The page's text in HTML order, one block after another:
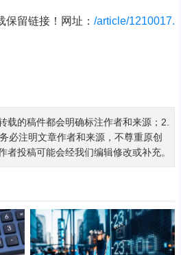
留链接！网址： /article/1210017.
载的稿件都会明确标注作者和来源；2.
必注明文章作者和来源，不尊重原创
者投稿可能会经我们编辑修改或补充。